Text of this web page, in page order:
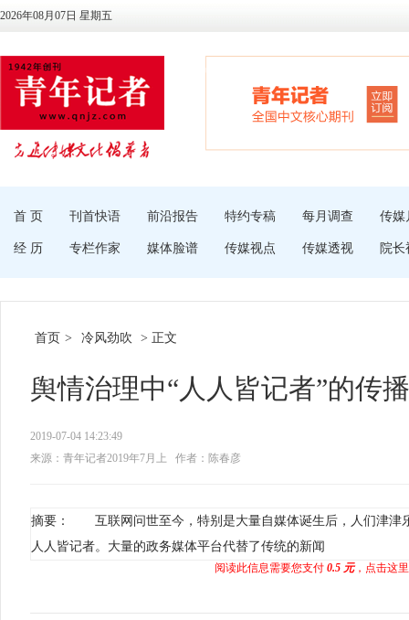
2026年08月07日 星期五
首 页 刊首快语 前沿报告 特约专稿 每月调查 传媒
经 历 专栏作家 媒体脸谱 传媒视点 传媒透视 院长
首页 > 冷风劲吹 > 正文
舆情治理中“人人皆记者”的传
2019-07-04 14:23:49
来源：青年记者2019年7月上
作者：陈春彦
摘要： 互联网问世至今，特别是大量自媒体诞生后，人们津津
人人皆记者。大量的政务媒体平台代替了传统的新闻
阅读此信息需要您支付 0.5 元，点击这